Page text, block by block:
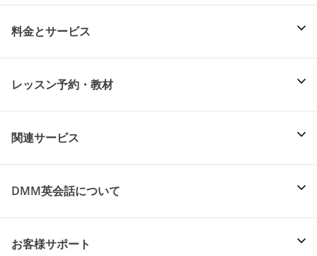
料金とサービス
レッスン予約・教材
関連サービス
DMM英会話について
お客様サポート